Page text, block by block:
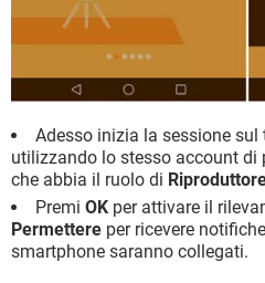
Adesso inizia la sessione sul
utilizzando lo stesso account di
che abbia il ruolo di
Premi OK per attivare il
Permettere per ricevere
smartphone saranno collegati.